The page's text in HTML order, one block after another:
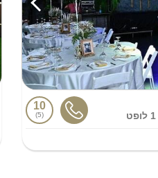
1 לופט
10
5